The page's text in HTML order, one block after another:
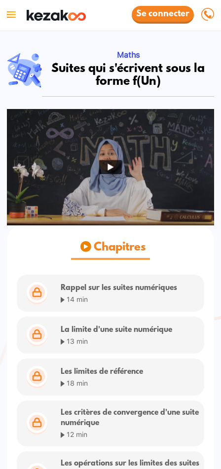
Se connecter
Maths
Suites qui s'écrivent sous la
forme f(Un)
Chapitres
Rappel sur les suites numériques
14 min
La limite d'une suite numérique
13 min
Les limites de référence
18 min
Les critères de convergence d'une suite
numérique
12 min
Les opérations sur les limites des suites